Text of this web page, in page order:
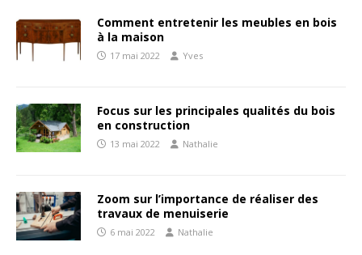
Comment entretenir les meubles en bois
à la maison
17 mai 2022 Yves
Focus sur les principales qualités du bois
en construction
13 mai 2022 Nathalie
Zoom sur l’importance de réaliser des
travaux de menuiserie
6 mai 2022 Nathalie